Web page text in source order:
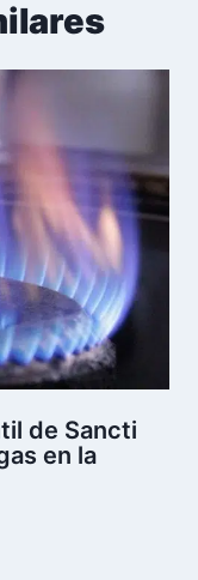
de Sancti
en la